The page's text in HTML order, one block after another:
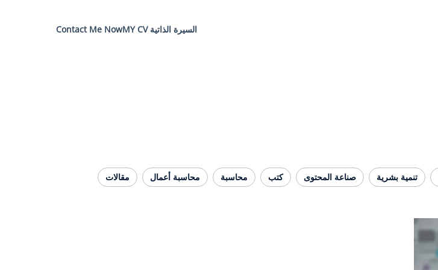
السيرة الذاتية MY CV Contact Me Now
تنمية بشرية صناعة المحتوى كتب محاسبة محاسبة أعمال مقالات